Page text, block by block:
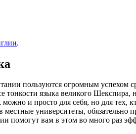
.
пользуются огромным успехом
тонкости языка великого
можно и просто для себя, но для
университеты, обязательно
помогут вам в этом во много раз